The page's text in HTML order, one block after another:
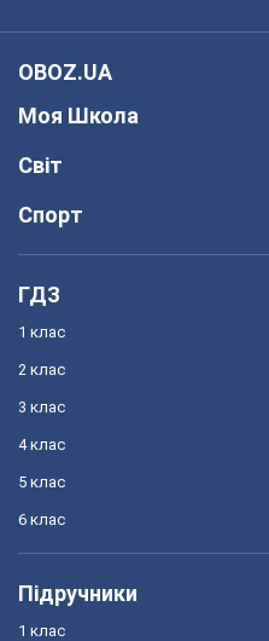
OBOZ.UA
Моя Школа
Світ
Спорт
ГДЗ
1 клас
2 клас
3 клас
4 клас
5 клас
6 клас
Підручники
1 клас